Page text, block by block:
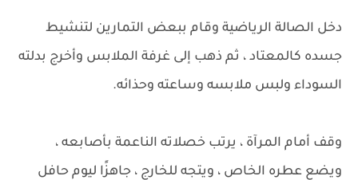
دخل الصالة الرياضية وقام ببعض التمارين لتنشيط
جسده كالمعتاد ، ثم ذهب إلى غرفة الملابس وأخرج بدلته
السوداء ولبس ملابسه وساعته وحذائه.
وقف أمام المرآة ، يرتب خصلاته الناعمة بأصابعه ،
ويضع عطره الخاص ، ويتجه للخارج ، جاهزًا ليوم حافل